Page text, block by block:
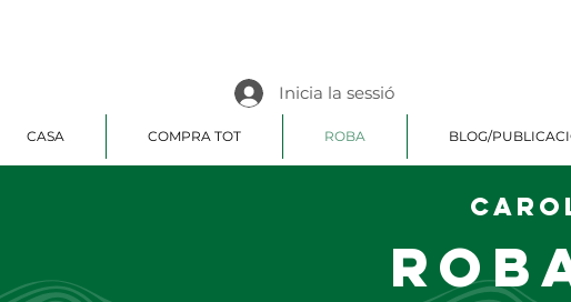
Inicia la sessió
CASA COMPRA TOT ROBA BLOG/